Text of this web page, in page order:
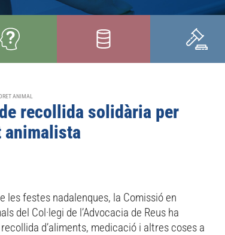
ANIMAL
recollida solidària per
animalista
les festes nadalenques, la Comissió en
del Col·legi de l’Advocacia de Reus ha
d’aliments, medicació i altres coses a